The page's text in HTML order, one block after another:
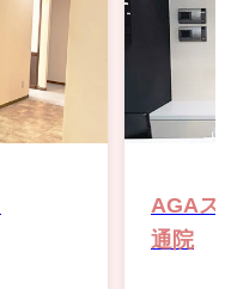
AGAス
通院